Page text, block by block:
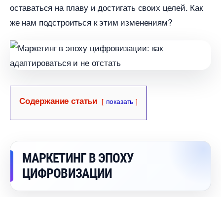
оставаться на плаву и достигать своих целей. Как
же нам подстроиться к этим изменениям?
Содержание статьи показать
МАРКЕТИНГ В ЭПОХУ
ЦИФРОВИЗАЦИИ